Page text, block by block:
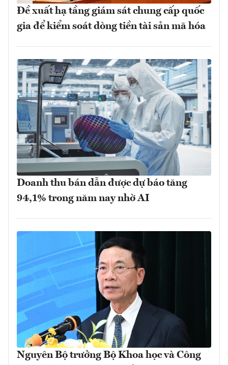
Đề xuất hạ tầng giám sát chung cấp quốc
gia để kiểm soát dòng tiền tài sản mã hóa
Doanh thu bán dẫn được dự báo tăng
94,1% trong năm nay nhờ AI
Nguyên Bộ trưởng Bộ Khoa học và Công